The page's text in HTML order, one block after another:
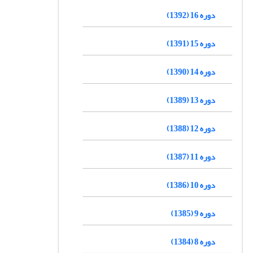
دوره 16 (1392)
دوره 15 (1391)
دوره 14 (1390)
دوره 13 (1389)
دوره 12 (1388)
دوره 11 (1387)
دوره 10 (1386)
دوره 9 (1385)
دوره 8 (1384)